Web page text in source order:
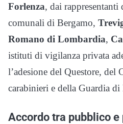
Forlenza, dai
comunali di Bergamo,
Romano di Lombardia,
istituti di vigilanza privata
l’adesione del Questore, del
carabinieri e della Guardia
Accordo tra pubblico e